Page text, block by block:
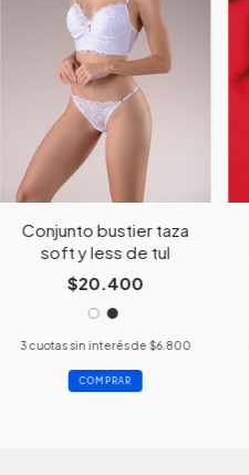
Conjunto bustier taza
soft y less de tul
$20.400
3 cuotas sin interés de $6.800
COMPRAR